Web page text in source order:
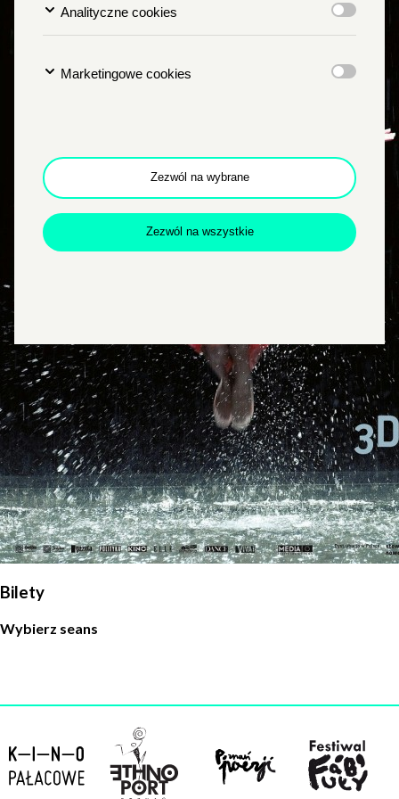
Dołącz do newslettera
Wyrażam zgodę na przetwarzanie danych osobowych
w celu skorzystania z usługi newsletter.
Administratorem danych osobowych jest Centrum
Kultury ZAMEK z siedzibą w Poznaniu. Zapoznałem/am
się z informacjami dotyczącymi przetwarzania danych
osobowych, które są zawarte wPolityce prywatności.
WYŚLIJ
Bilety
Wybierz seans
Analityczne cookies
Marketingowe cookies
Zezwól na wybrane
Zezwól na wszystkie